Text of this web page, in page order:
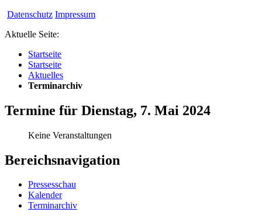
Datenschutz Impressum
Aktuelle Seite:
Startseite
Startseite
Aktuelles
Terminarchiv
Termine für Dienstag, 7. Mai 2024
Keine Veranstaltungen
Bereichsnavigation
Pressesschau
Kalender
Terminarchiv